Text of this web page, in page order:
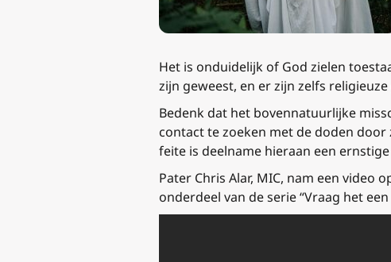
Het is onduidelijk of God zielen
zijn geweest, en er zijn zelfs
Bedenk dat het bovennatuurlijke
contact te zoeken met de doden
feite is deelname hieraan een
Pater Chris Alar, MIC, nam een ​​video
onderdeel van de serie “Vraag het